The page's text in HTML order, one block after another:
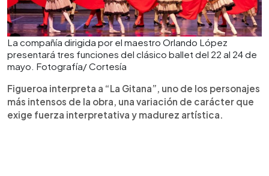
La compañía dirigida por el maestro Orlando López
presentará tres funciones del clásico ballet del 22 al 24 de
mayo. Fotografía/ Cortesía
Figueroa interpreta a “La Gitana”, uno de los personajes
más intensos de la obra, una variación de carácter que
exige fuerza interpretativa y madurez artística.